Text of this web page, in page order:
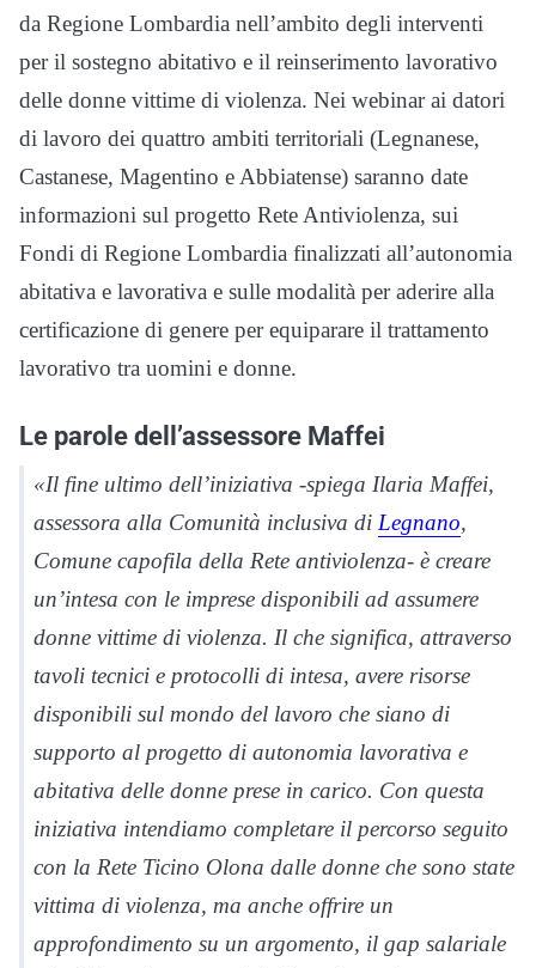
da Regione Lombardia nell’ambito degli interventi
per il sostegno abitativo e il reinserimento lavorativo
delle donne vittime di violenza. Nei webinar ai datori
di lavoro dei quattro ambiti territoriali (Legnanese,
Castanese, Magentino e Abbiatense) saranno date
informazioni sul progetto Rete Antiviolenza, sui
Fondi di Regione Lombardia finalizzati all’autonomia
abitativa e lavorativa e sulle modalità per aderire alla
certificazione di genere per equiparare il trattamento
lavorativo tra uomini e donne.
Le parole dell’assessore Maffei
«Il fine ultimo dell’iniziativa -spiega Ilaria Maffei,
assessora alla Comunità inclusiva di Legnano,
Comune capofila della Rete antiviolenza- è creare
un’intesa con le imprese disponibili ad assumere
donne vittime di violenza. Il che significa, attraverso
tavoli tecnici e protocolli di intesa, avere risorse
disponibili sul mondo del lavoro che siano di
supporto al progetto di autonomia lavorativa e
abitativa delle donne prese in carico. Con questa
iniziativa intendiamo completare il percorso seguito
con la Rete Ticino Olona dalle donne che sono state
vittima di violenza, ma anche offrire un
approfondimento su un argomento, il gap salariale